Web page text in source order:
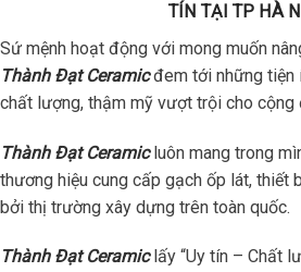
TÍN TẠI TP HÀ
Sứ mệnh hoạt động với mong muốn
Thành Đạt Ceramicđem tới những tiện
chất lượng, thậm mỹ vượt trội cho cộng
Thành Đạt Ceramicluôn mang trong
thương hiệu cung cấp gạch ốp lát, thiết
bởi thị trường xây dựng trên toàn quốc.
Thành Đạt Ceramiclấy “Uy tín – Chất